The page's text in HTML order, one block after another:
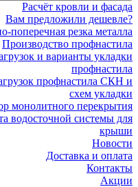
Расчёт кровли и фасада
Вам предложили дешевле?
поперечная резка металла
Производство профнастила
и варианты укладки
профнастила
профнастила СКН и
схем укладки
монолитного перекрытия
водосточной системы для
крыши
Новости
Доставка и оплата
Контакты
Акции